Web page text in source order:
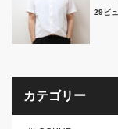
29ビ
カテゴリー